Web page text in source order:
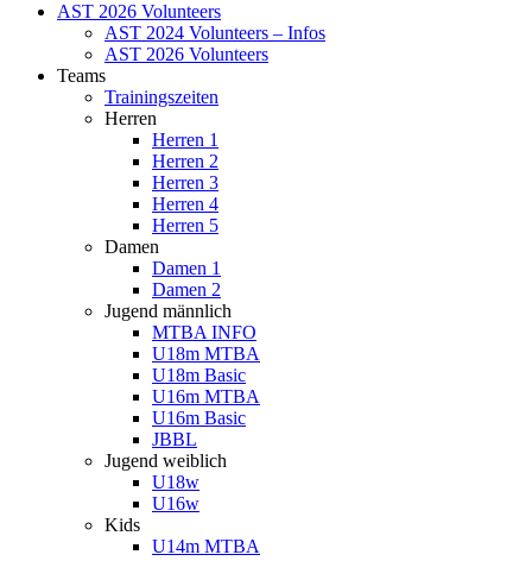
AST 2026 Volunteers
AST 2024 Volunteers – Infos
AST 2026 Volunteers
Teams
Trainingszeiten
Herren
Herren 1
Herren 2
Herren 3
Herren 4
Herren 5
Damen
Damen 1
Damen 2
Jugend männlich
MTBA INFO
U18m MTBA
U18m Basic
U16m MTBA
U16m Basic
JBBL
Jugend weiblich
U18w
U16w
Kids
U14m MTBA